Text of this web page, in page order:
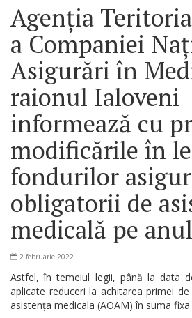
Agenția
a Companiei
Asigurări în
raionul Ialoveni
informează cu
modificările în
fondurilor
obligatorii de
medicală pe
2 februarie 2022
Astfel, în temeiul legii, până la data
aplicate reduceri la achitarea primei
asistența medicala (AOAM) în suma fixa